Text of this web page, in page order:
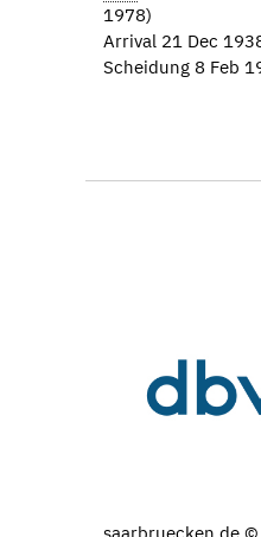
1978)
Arrival 21 Dec
Scheidung 8 Feb